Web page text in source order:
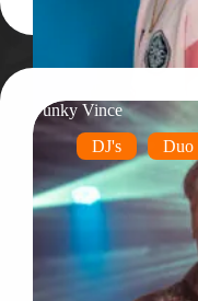
Funky Vince
DJ's
Duo